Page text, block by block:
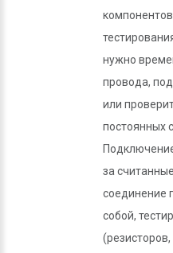
нужно
провода,
или
постоянных
за
соединение
собой,